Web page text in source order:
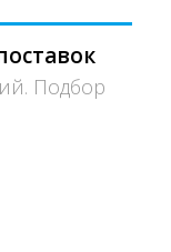
Подбор